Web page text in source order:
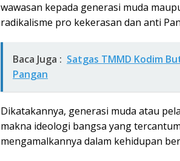
wawasan kepada generasi muda
radikalisme pro kekerasan dan anti
Baca Juga : Satgas TMMD Kodim
Pangan
Dikatakannya, generasi muda atau
makna ideologi bangsa yang
mengamalkannya dalam kehidupan